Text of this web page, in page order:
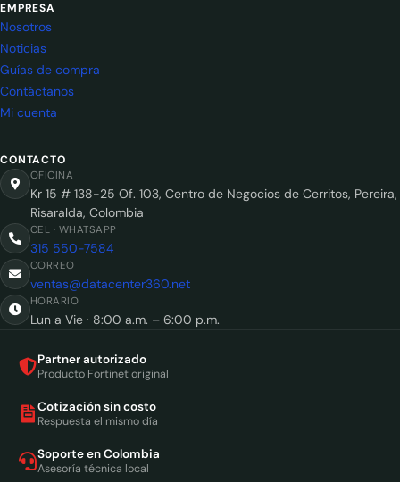
EMPRESA
Nosotros
Noticias
Guías de compra
Contáctanos
Mi cuenta
CONTACTO
OFICINA
Kr 15 # 138-25 Of. 103, Centro de Negocios de Cerritos, Pereira,
Risaralda, Colombia
CEL · WHATSAPP
315 550-7584
CORREO
ventas@datacenter360.net
HORARIO
Lun a Vie · 8:00 a.m. – 6:00 p.m.
Partner autorizado
Producto Fortinet original
Cotización sin costo
Respuesta el mismo día
Soporte en Colombia
Asesoría técnica local